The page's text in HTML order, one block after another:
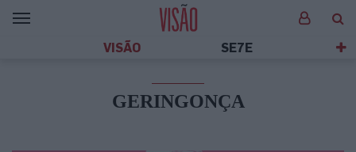
VISÃO SE7E
GERINGONÇA